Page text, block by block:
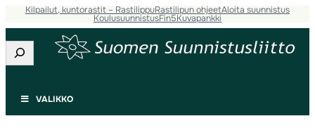
Kilpailut, kuntorastit – RastilippuRastilipun ohjeetAloita suunnistus
KoulusuunnistusFin5Kuvapankki
Etsi
VALIKKO